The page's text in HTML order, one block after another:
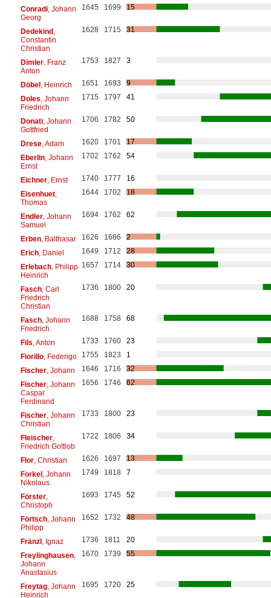
Conradi, Johann
Georg
1645 1699 15
Dedekind,
Constantin
Christian
1628 1715 31
Dimler, Franz
Anton
1753 1827 3
Döbel, Heinrich 1651 1693
9
Doles , Johann
Friedrich
1715 1797 41
Donati, Johann
Gottfried
1706 1782 50
Drese, Adam 1620 1701
17
Eberlin, Johann
Ernst
1702 1762 54
Eichner, Ernst 1740 1777
16
Eisenhuet,
Thomas
1644 1702 18
Endler, Johann
Samuel
1694 1762 62
Erben, Balthasar 1626 1686
2
Erich, Daniel 1649 1712
28
Erlebach, Philipp
Heinrich
1657 1714 30
Fasch, Carl
Friedrich
Christian
1736 1800 20
Fasch, Johann
Friedrich
1688 1758 68
Fils , Anton 1733 1760
23
Fiorillo, Federigo 1755 1823
1
Fischer, Johann 1646 1716
32
Fischer, Johann
Caspar
Ferdinand
1656 1746 62
Fischer, Johann
Christian
1733 1800 23
Fleischer,
Friedrich Gottlob
1722 1806 34
Flor, Christian 1626 1697
13
Forkel, Johann
Nikolaus
1749 1818 7
Förster,
Christoph
1693 1745 52
Förtsch, Johann
Philipp
1652 1732 48
Fränzl, Ignaz 1736 1811
20
Freylinghausen,
Johann
Anastasius
1670 1739 55
Freytag, Johann
Heinrich
1695 1720 25